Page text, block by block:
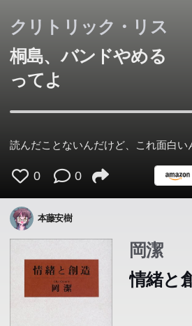
クリトリック・リス
桐島、バンドやめる
ってよ
読んだことないんだけど、これ面白い
0 0
本藤安樹
岡潔
情緒と